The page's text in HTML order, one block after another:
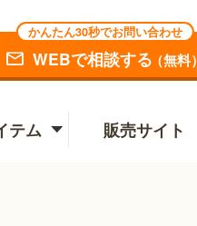
かんたん30秒でお問い合わせ
WEBで相談する（無料）
テム 販売サイト